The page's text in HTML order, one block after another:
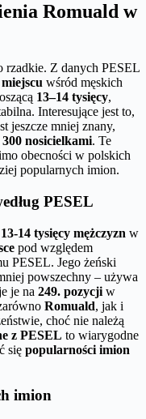
Romuald w
rzadkie. Z danych PESEL
wśród męskich
13–14 tysięcy,
Interesujące jest to,
jeszcze mniej znany,
300 nosicielkami. Te
obecności w polskich
popularnych imion.
PESEL
13-14 tysięcy mężczyzn w
pod względem
PESEL. Jego żeński
powszechny – używa
je na 249. pozycji w
Romuald, jak i
choć nie należą
z PESEL to wiarygodne
się popularności imion
imion